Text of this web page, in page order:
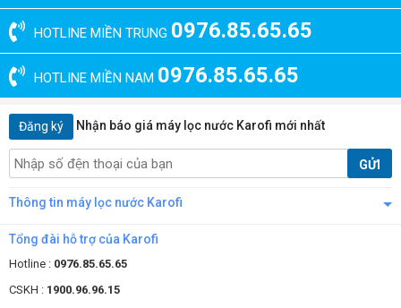
HOTLINE MIỀN TRUNG 0976.85.65.65
HOTLINE MIỀN NAM 0976.85.65.65
Đăng ký Nhận báo giá máy lọc nước Karofi mới nhất
GỬI
Thông tin máy lọc nước Karofi
Tổng đài hỗ trợ của Karofi
Hotline : 0976.85.65.65
CSKH : 1900.96.96.15